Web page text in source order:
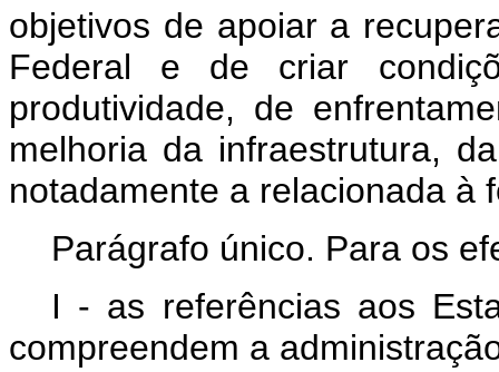
objetivos de apoiar a
Federal e de criar
produtividade, de
melhoria da infraestrutura,
notadamente a relacionada à
Parágrafo único. Para os
I - as referências aos
compreendem a